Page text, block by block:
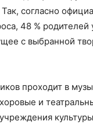
согласно
48 %
с выбранной
проходит в
и